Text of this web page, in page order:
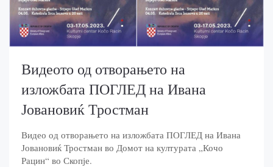
Видеото од отворањето на
изложбата ПОГЛЕД на Ивана
Јовановиќ Тростман
Видео од отворањето на изложбата ПОГЛЕД на Ивана
Јовановиќ Тростман во Домот на културата „Кочо
Рацин“ во Скопје.